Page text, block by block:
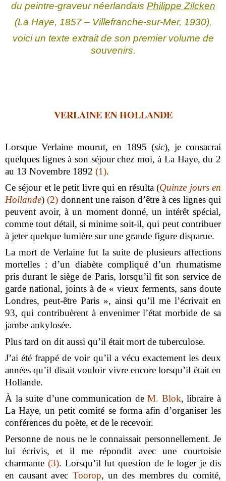
du peintre-graveur néerlandais Philippe Zilcken
(La Haye, 1857 – Villefranche-sur-Mer, 1930),
voici un texte extrait de son premier volume de
souvenirs.
VERLAINE EN HOLLANDE
Lorsque Verlaine mourut, en 1895 (sic), je consacrai
quelques lignes à son séjour chez moi, à La Haye, du 2
au 13 Novembre 1892(1).
Ce séjour et le petit livre qui en résulta (Quinze jours en
Hollande)(2) donnent une raison d’être à ces lignes qui
peuvent avoir, à un moment donné, un intérêt spécial,
comme tout détail, si minime soit-il, qui peut contribuer
à jeter quelque lumière sur une grande figure disparue.
La mort de Verlaine fut la suite de plusieurs affections
mortelles : d’un diabète compliqué d’un rhumatisme
pris durant le siège de Paris, lorsqu’il fit son service de
garde national, joints à de « vieux ferments, sans doute
Londres, peut-être Paris », ainsi qu’il me l’écrivait en
93, qui contribuèrent à envenimer l’état morbide de sa
jambe ankylosée.
Plus tard on dit aussi qu’il était mort de tuberculose.
J’ai été frappé de voir qu’il a vécu exactement les deux
années qu’il disait vouloir vivre encore lorsqu’il était en
Hollande.
À la suite d’une communication deM. Blok, libraire à
La Haye, un petit comité se forma afin d’organiser les
conférences du poète, et de le recevoir.
Personne de nous ne le connaissait personnellement. Je
lui écrivis, et il me répondit avec une courtoisie
charmante (3). Lorsqu’il fut question de le loger je dis
en causant avec Toorop, un des membres du comité,